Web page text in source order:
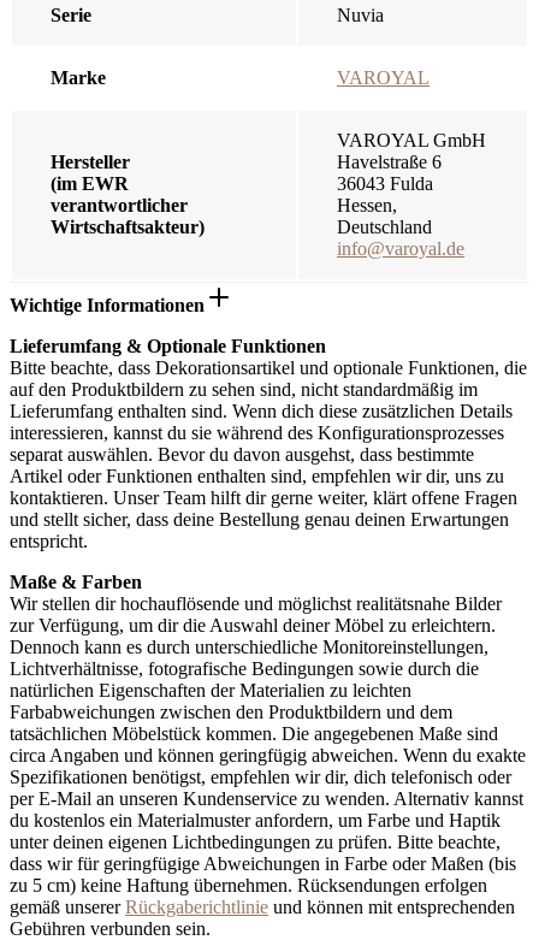
Serie Nuvia
Marke VAROYAL
Hersteller
(im EWR
verantwortlicher
Wirtschaftsakteur)
VAROYAL GmbH
Havelstraße 6
36043 Fulda
Hessen,
Deutschland
info@varoyal.de
Wichtige Informationen
Lieferumfang & Optionale Funktionen
Bitte beachte, dass Dekorationsartikel und optionale Funktionen, die
auf den Produktbildern zu sehen sind, nicht standardmäßig im
Lieferumfang enthalten sind. Wenn dich diese zusätzlichen Details
interessieren, kannst du sie während des Konfigurationsprozesses
separat auswählen. Bevor du davon ausgehst, dass bestimmte
Artikel oder Funktionen enthalten sind, empfehlen wir dir, uns zu
kontaktieren. Unser Team hilft dir gerne weiter, klärt offene Fragen
und stellt sicher, dass deine Bestellung genau deinen Erwartungen
entspricht.
Maße & Farben
Wir stellen dir hochauflösende und möglichst realitätsnahe Bilder
zur Verfügung, um dir die Auswahl deiner Möbel zu erleichtern.
Dennoch kann es durch unterschiedliche Monitoreinstellungen,
Lichtverhältnisse, fotografische Bedingungen sowie durch die
natürlichen Eigenschaften der Materialien zu leichten
Farbabweichungen zwischen den Produktbildern und dem
tatsächlichen Möbelstück kommen. Die angegebenen Maße sind
circa Angaben und können geringfügig abweichen. Wenn du exakte
Spezifikationen benötigst, empfehlen wir dir, dich telefonisch oder
per E-Mail an unseren Kundenservice zu wenden. Alternativ kannst
du kostenlos ein Materialmuster anfordern, um Farbe und Haptik
unter deinen eigenen Lichtbedingungen zu prüfen. Bitte beachte,
dass wir für geringfügige Abweichungen in Farbe oder Maßen (bis
zu 5 cm) keine Haftung übernehmen. Rücksendungen erfolgen
gemäß unsererRückgaberichtlinie und können mit entsprechenden
Gebühren verbunden sein.